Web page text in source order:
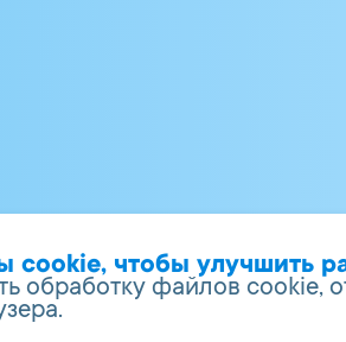
чтобы улучшить
обработку файлов cookie,